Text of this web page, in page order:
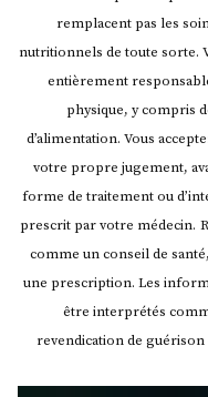
remplacent pas les
nutritionnels de toute sorte.
entièrement
physique, y compris
d’alimentation. Vous
votre propre jugement,
forme de traitement ou
prescrit par votre médecin.
comme un conseil de
une prescription. Les
être interprétés
revendication de